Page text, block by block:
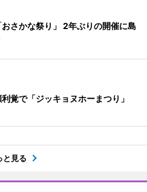
さかな祭り」 2年ぶりの開催に島
覚で「ジッキョヌホーまつり」
と見る